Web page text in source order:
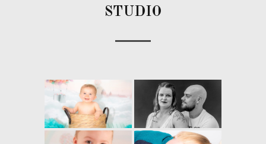
STUDIO